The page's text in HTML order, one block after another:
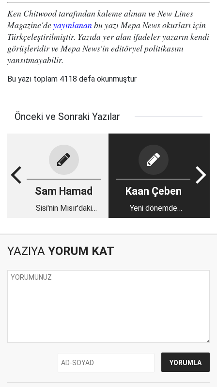
Ken Chitwood tarafından kaleme alınan ve New Lines
Magazine'deyayınlanan bu yazı Mepa News okurları için
Türkçeleştirilmiştir. Yazıda yer alan ifadeler yazarın kendi
görüşleridir ve Mepa News'in editöryel politikasını
yansıtmayabilir.
Bu yazı toplam 4118 defa okunmuştur
Önceki ve Sonraki Yazılar
Sam Hamad
Sisi'nin Mısır'daki
Kaan Çeben
Yeni dönemde
Amerikalıların partneri
YAZIYA YORUM KAT